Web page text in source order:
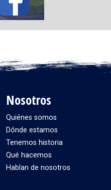
Nosotros
Quiénes somos
Dónde estamos
Tenemos historia
Qué hacemos
Hablan de nosotros